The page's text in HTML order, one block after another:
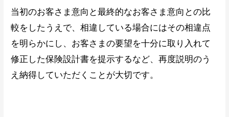
当初のお客さま意向と最終的なお客さま意向との比
較をしたうえで、相違している場合にはその相違点
を明らかにし、お客さまの要望を十分に取り入れて
修正した保険設計書を提示するなど、再度説明のう
え納得していただくことが大切です。